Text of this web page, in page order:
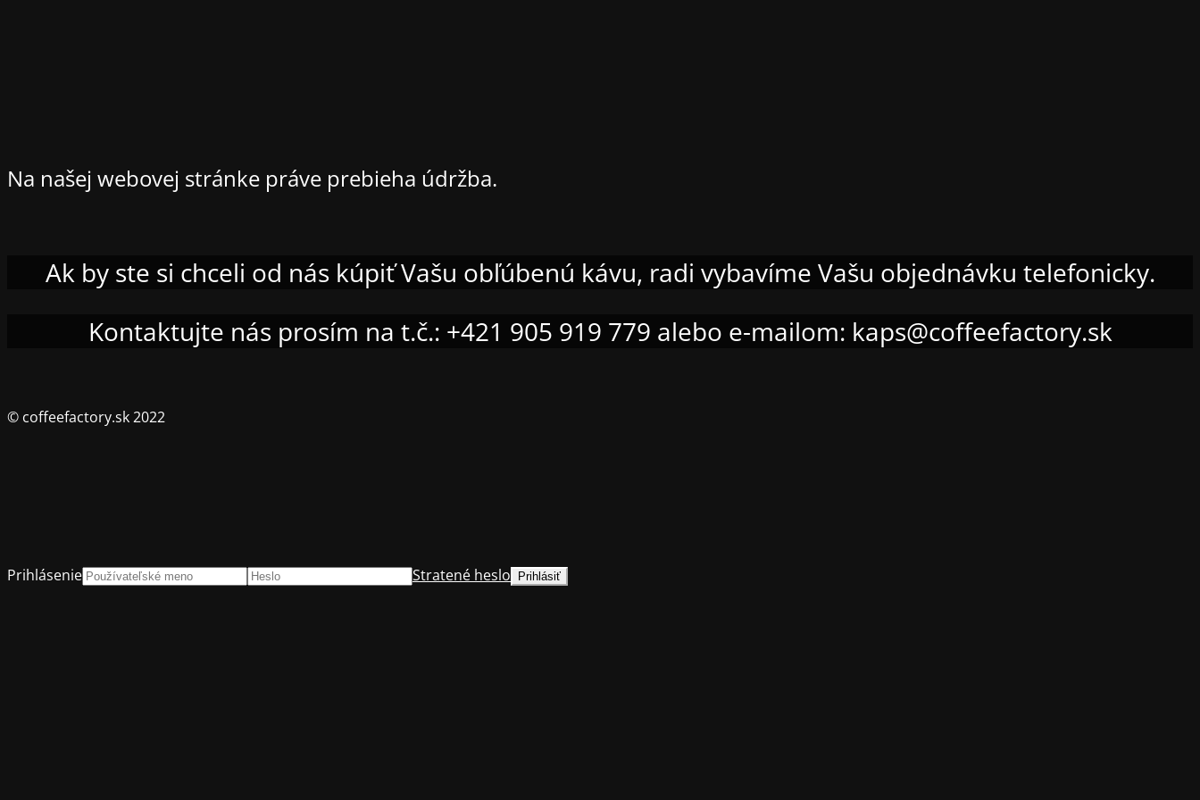
Na našej webovej stránke práve prebieha údržba.
Ak by ste si chceli od nás kúpiť Vašu obľúbenú kávu, radi vybavíme Vašu objednávku telefonicky.
Kontaktujte nás prosím na t.č.: +421 905 919 779 alebo e-mailom: kaps@coffeefactory.sk
© coffeefactory.sk 2022
Prihlásenie Stratené heslo